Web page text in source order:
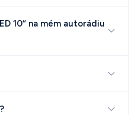
10“ na mém autorádiu